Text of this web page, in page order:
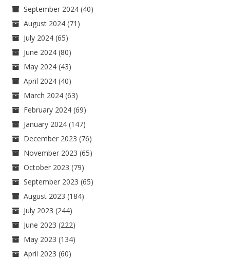
September 2024 (40)
August 2024 (71)
July 2024 (65)
June 2024 (80)
May 2024 (43)
April 2024 (40)
March 2024 (63)
February 2024 (69)
January 2024 (147)
December 2023 (76)
November 2023 (65)
October 2023 (79)
September 2023 (65)
August 2023 (184)
July 2023 (244)
June 2023 (222)
May 2023 (134)
April 2023 (60)